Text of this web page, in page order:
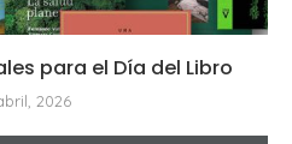
para el Día del Libro
2026